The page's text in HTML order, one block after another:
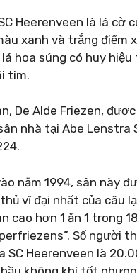
Heerenveen là lá cờ
xanh và trắng điểm
lá hoa súng có huy
tim.
De Alde Friezen,
nhà tại Abe Lenstra
năm 1994, sân này
vĩ đại nhất của câu
cao hơn 1 ăn 1 trong
Số người
SC Heerenveen là